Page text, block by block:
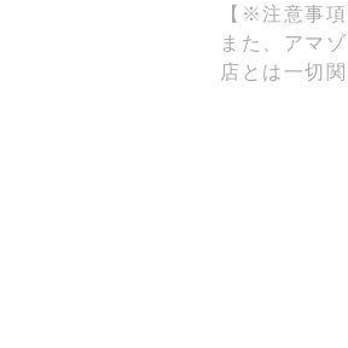
【※注意事
また、アマ
店とは一切